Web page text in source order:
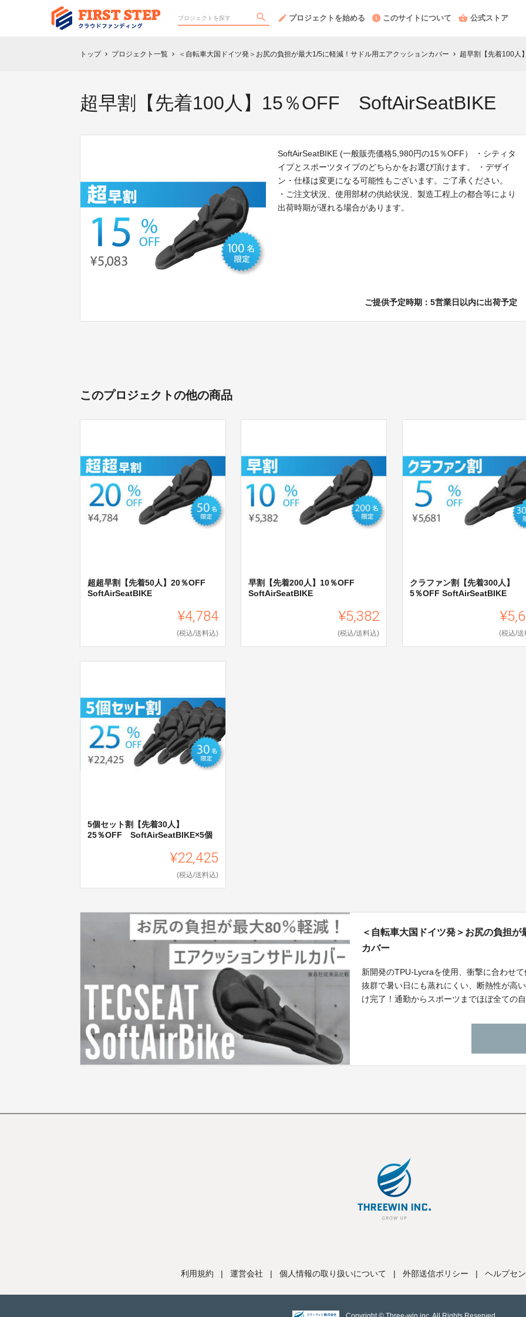
プロジェクトを始める このサイトについて 公式ストア
トップ chevron_right プロジェクト一覧 chevron_right ＜自転車大国ドイツ発＞お尻の負担が最大1/5に軽減！サドル用エアクッションカバー chevron_right 超早割【先着100人
超早割【先着100人】15％OFF SoftAirSeatBIKE
SoftAirSeatBIKE (一般販売価格5,980円の15％OFF） ・シティタ
イプとスポーツタイプのどちらかをお選び頂けます。 ・デザイ
ン・仕様は変更になる可能性もございます。ご了承ください。
・ご注文状況、使用部材の供給状況、製造工程上の都合等により
出荷時期が遅れる場合があります。
ご提供予定時期：5営業日以内に出荷予定
このプロジェクトの他の商品
超超早割【先着50人】20％OFF
SoftAirSeatBIKE
¥4,784
(税込/送料込)
早割【先着200人】10％OFF
SoftAirSeatBIKE
¥5,382
(税込/送料込)
クラファン割【先着300人】
5％OFF SoftAirSeatBIKE
(税込/送
5個セット割【先着30人】
25％OFF SoftAirSeatBIKE×5個
¥22,425
(税込/送料込)
＜自転車大国ドイツ発＞お尻の負担
カバー
新開発のTPU-Lycraを使用、衝撃に合わせ
抜群で暑い日にも蒸れにくい、断熱性が高
け完了！通勤からスポーツまでほぼ全ての
利用規約 | 運営会社 | 個人情報の取り扱いについて | 外部送信ポリシー | ヘルプセ